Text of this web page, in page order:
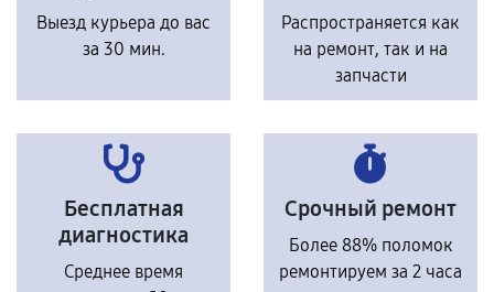
Выезд курьера до вас
за 30 мин.
Распространяется как
на ремонт, так и на
запчасти
Бесплатная
диагностика
Среднее время
Срочный ремонт
Более 88% поломок
ремонтируем за 2 часа